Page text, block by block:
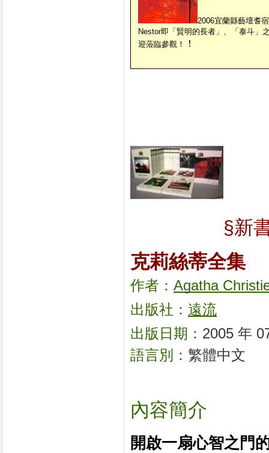
2006宜蘭縣藝壇耆
Nestor即「賢明的長者」、「泰斗」
迎蒞臨參觀！
！
§新
克莉絲蒂全集
作者： Agatha
出版社： 遠流
出版日期： 2005 年
語言別： 繁體中文
內容簡介
開啟一扇心智之門